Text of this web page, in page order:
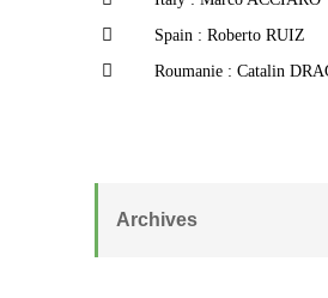
Spain : Roberto RUIZ
Roumanie : Catalin
Archives